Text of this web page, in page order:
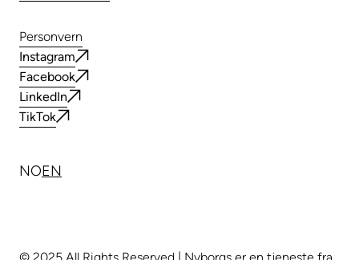
Personvern
Instagram
Facebook
LinkedIn
TikTok
NOEN